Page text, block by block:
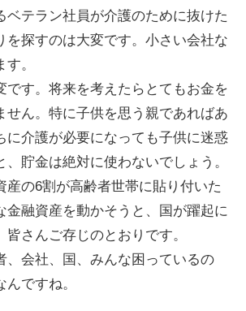
ベテラン社員が介護のために抜けた
を探すのは大変です。小さい会社な
。
です。将来を考えたらとてもお金を
せん。特に子供を思う親であればあ
に介護が必要になっても子供に迷惑
、貯金は絶対に使わないでしょう。
産の6割が高齢者世帯に貼り付いた
金融資産を動かそうと、国が躍起に
さんご存じのとおりです。
、会社、国、みんな困っているの
ですね。